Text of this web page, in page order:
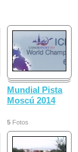
Mundial Pista
Moscú 2014
5 Fotos